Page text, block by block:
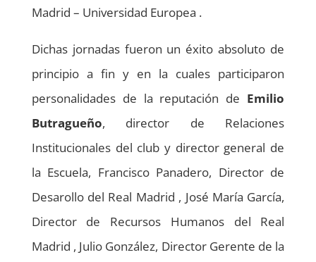
Madrid – Universidad Europea .
Dichas jornadas fueron un éxito absoluto de
principio a fin y en la cuales participaron
personalidades de la reputación de Emilio
Butragueño, director de Relaciones
Institucionales del club y director general de
la Escuela, Francisco Panadero, Director de
Desarollo del Real Madrid , José María García,
Director de Recursos Humanos del Real
Madrid , Julio González, Director Gerente de la